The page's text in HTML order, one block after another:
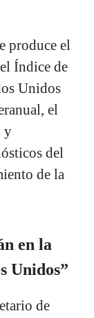
produce el
Índice de
Unidos
el
y
del
de la
en la
Unidos”
de